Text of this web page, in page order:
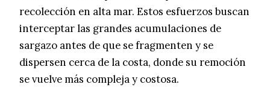
recolección en alta mar. Estos esfuerzos buscan
interceptar las grandes acumulaciones de
sargazo antes de que se fragmenten y se
dispersen cerca de la costa, donde su remoción
se vuelve más compleja y costosa.